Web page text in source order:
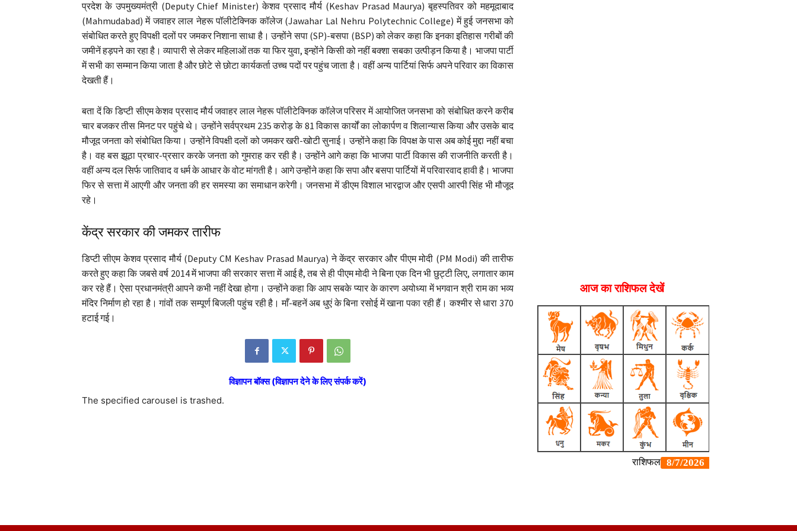
प्रदेश के उपमुख्यमंत्री (Deputy Chief Minister) केशव प्रसाद मौर्य (Keshav Prasad Maurya) बृहस्पतिवर को महमूदाबाद
(Mahmudabad) में जवाहर लाल नेहरू पॉलीटेक्निक कॉलेज (Jawahar Lal Nehru Polytechnic College) में हुई जनसभा को
संबोधित करते हुए विपक्षी दलों पर जमकर निशाना साधा है। उन्होंने सपा (SP)-बसपा (BSP) को लेकर कहा कि इनका इतिहास गरीबों की
जमीनें हड़पने का रहा है। व्यापारी से लेकर महिलाओं तक या फिर युवा, इन्होंने किसी को नहीं बक्शा सबका उत्पीड़न किया है। भाजपा पार्टी
में सभी का सम्मान किया जाता है और छोटे से छोटा कार्यकर्ता उच्च पदों पर पहुंच जाता है। वहीं अन्य पार्टियां सिर्फ अपने परिवार का विकास
देखती हैं।
बता दें कि डिप्टी सीएम केशव प्रसाद मौर्य जवाहर लाल नेहरू पॉलीटेक्निक कॉलेज परिसर में आयोजित जनसभा को संबोधित करने करीब
चार बजकर तीस मिनट पर पहुंचे थे। उन्होंने सर्वप्रथम 235 करोड़ के 81 विकास कार्यों का लोकार्पण व शिलान्यास किया और उसके बाद
मौजूद जनता को संबोधित किया। उन्होंने विपक्षी दलों को जमकर खरी-खोटी सुनाई। उन्होंने कहा कि विपक्ष के पास अब कोई मुद्दा नहीं बचा
है। वह बस झूठा प्रचार-प्रसार करके जनता को गुमराह कर रही है। उन्होंने आगे कहा कि भाजपा पार्टी विकास की राजनीति करती है।
वहीं अन्य दल सिर्फ जातिवाद व धर्म के आधार के वोट मांगती है। आगे उन्होंने कहा कि सपा और बसपा पार्टियों में परिवारवाद हावी है। भाजपा
फिर से सत्ता में आएगी और जनता की हर समस्या का समाधान करेगी। जनसभा में डीएम विशाल भारद्वाज और एसपी आरपी सिंह भी मौजूद
रहे।
केंद्र सरकार की जमकर तारीफ
डिप्टी सीएम केशव प्रसाद मौर्य (Deputy CM Keshav Prasad Maurya) ने केंद्र सरकार और पीएम मोदी (PM Modi) की तारीफ
करते हुए कहा कि जबसे वर्ष 2014 में भाजपा की सरकार सत्ता में आई है, तब से ही पीएम मोदी ने बिना एक दिन भी छुट्टी लिए, लगातार काम
कर रहे हैं। ऐसा प्रधानमंत्री आपने कभी नहीं देखा होगा। उन्होंने कहा कि आप सबके प्यार के कारण अयोध्या में भगवान श्री राम का भव्य
मंदिर निर्माण हो रहा है। गांवों तक सम्पूर्ण बिजली पहुंच रही है। माँ-बहनें अब धुएं के बिना रसोई में खाना पका रही हैं। कश्मीर से धारा 370
हटाई गई।
विज्ञापन बॉक्स (विज्ञापन देने के लिए संपर्क करें)
The specified carousel is trashed.
आज का राशिफल देखें